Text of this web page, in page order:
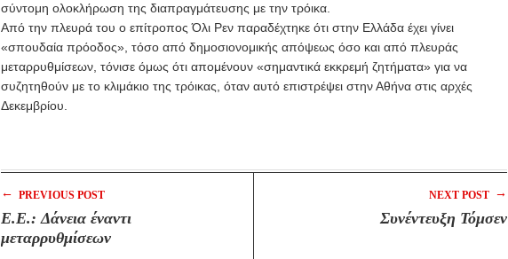
σύντομη ολοκλήρωση της διαπραγμάτευσης με την τρόικα.
Από την πλευρά του ο επίτροπος Όλι Ρεν παραδέχτηκε ότι στην Ελλάδα έχει γίνει
«σπουδαία πρόοδος», τόσο από δημοσιονομικής απόψεως όσο και από πλευράς
μεταρρυθμίσεων, τόνισε όμως ότι απομένουν «σημαντικά εκκρεμή ζητήματα» για να
συζητηθούν με το κλιμάκιο της τρόικας, όταν αυτό επιστρέψει στην Αθήνα στις αρχές
Δεκεμβρίου.
← PREVIOUS POST
E.E.: Δάνεια έναντι
μεταρρυθμίσεων
NEXT POST →
Συνέντευξη Τόμσεν